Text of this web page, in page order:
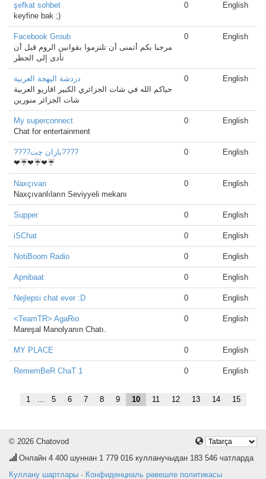
şefkat sohbet
keyfine bak ;)
0 English
Facebook Groub
مرحبا بكم أتمنى أن تلتزموا بقوانين الروم قبل أن
تأدى إلى الحظر
0 English
دردشة البهجة العربية
حياكم الله في شات الجزائري الكبير اقاريو العربية
شات الجزائر منورين
0 English
My superconnect
Chat for entertainment
0 English
????باران چت????
❤☔❤☔❤☔
0 English
Naxçıvan
Naxçıvanlıların Seviyyeli mekanı
0 English
Supper 0 English
iSChat 0 English
NotiBoom Radio 0 English
Apnibaat 0 English
Nejlepsi chat ever :D 0 English
<TeamTR> AgaRio
Mareşal Manolyanın Chatı.
0 English
MY PLACE 0 English
RememBeR ChaT 1 0 English
1 ... 5 6 7 8 9 10 11 12 13 14 15
© 2026 Chatovod
Онлайн 4 400 шуннан 1 779 016 кулланучыдан 183 546 чатларда
Куллану шартлары · Конфиденциаль рәвешле политикасы